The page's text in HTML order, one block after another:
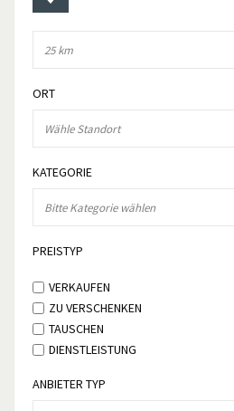
ORT
KATEGORIE
PREISTYP
VERKAUFEN
ZU VERSCHENKEN
TAUSCHEN
DIENSTLEISTUNG
ANBIETER TYP